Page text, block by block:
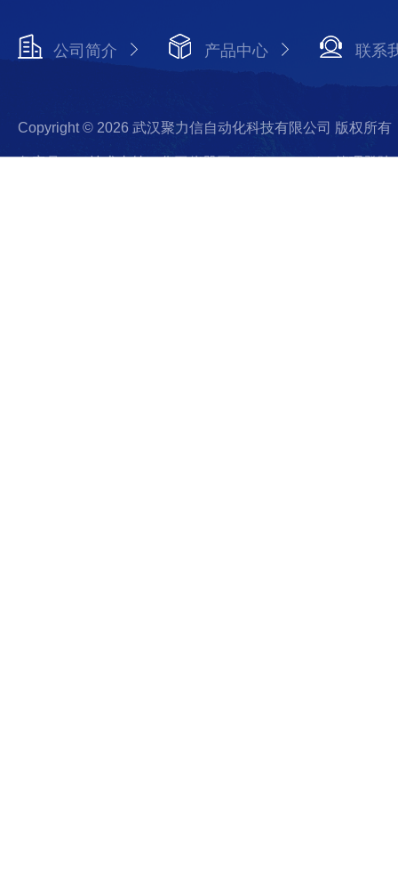
公司简介 产品中心 联系
Copyright © 2026 武汉聚力信自动化科技有限公司 版权所有
备案号： 技术支持：化工仪器网 sitemap.xml 管理登陆